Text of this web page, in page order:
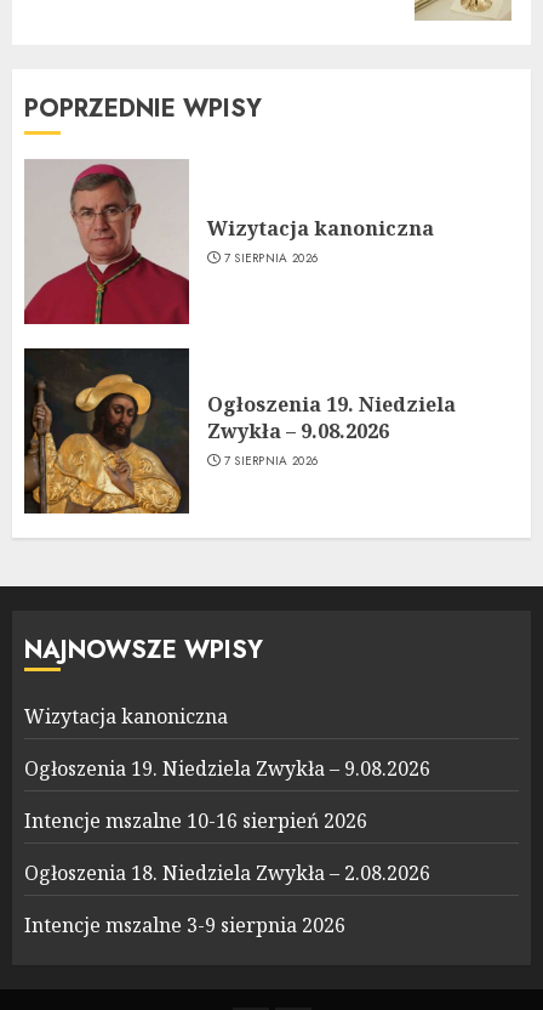
POPRZEDNIE WPISY
Wizytacja kanoniczna
7 SIERPNIA 2026
Ogłoszenia 19. Niedziela
Zwykła – 9.08.2026
7 SIERPNIA 2026
NAJNOWSZE WPISY
Wizytacja kanoniczna
Ogłoszenia 19. Niedziela Zwykła – 9.08.2026
Intencje mszalne 10-16 sierpień 2026
Ogłoszenia 18. Niedziela Zwykła – 2.08.2026
Intencje mszalne 3-9 sierpnia 2026